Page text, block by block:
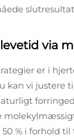
via
er i
kan vi justere
% i forhold